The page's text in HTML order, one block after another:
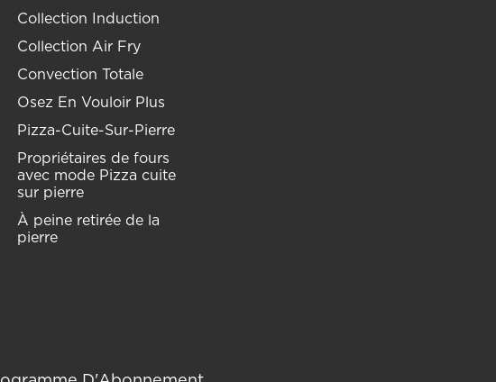
Collection Induction
Collection Air Fry
Convection Totale
Osez En Vouloir Plus
Pizza-Cuite-Sur-Pierre
Propriétaires de fours
avec mode Pizza cuite
sur pierre
À peine retirée de la
pierre